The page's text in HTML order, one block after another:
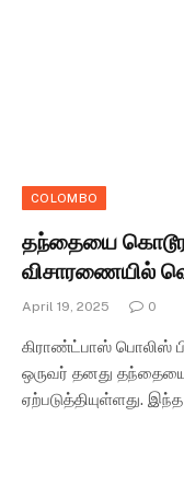
COLOMBO
தந்தையை
விசாரணையில்
April 19, 2025 0
கிராண்ட்பாஸ் பொலிஸ்
ஒருவர் தனது
ஏற்படுத்தியுள்ளது.